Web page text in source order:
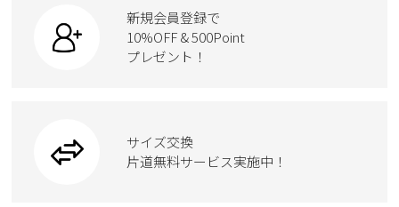
カジュアルシューズ
ワークシューズ
ウェア
ローファー
ブーツ
スクール
ボディバッグ
ハンドバッグ
トートバッグ
ケア用品
新規会員登録で
10%OFF & 500Point
プレゼント！
サイズ交換
片道無料サービス実施中！